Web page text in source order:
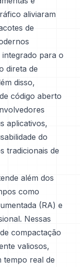
aliviaram
de
para o
direta de
disso,
código aberto
aplicativos,
do
tradicionais de
além dos
como
(RA) e
Nessas
compactação
valiosos,
tempo real de